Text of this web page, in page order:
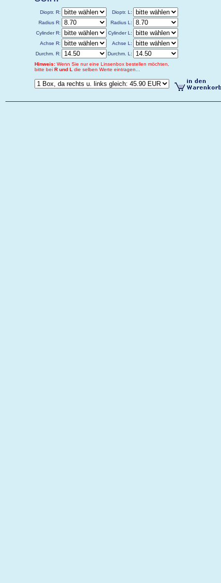
Dioptr. R:
Dioptr. L:
Radius R:
Radius L:
Cylinder R:
Cylinder L:
Achse R:
Achse L:
Durchm. R:
Durchm. L:
Hinweis: Wenn Sie nur eine Linsenbox bestellen möchten,
bitte bei R und L die selben Werte eintragen...